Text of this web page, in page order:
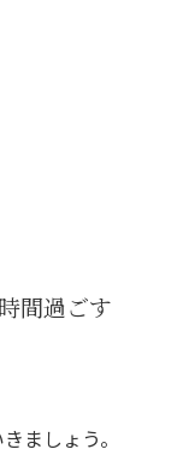
間過ごす
ましょう。